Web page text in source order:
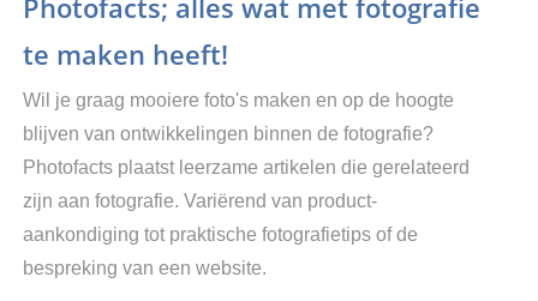
te maken heeft!
Wil je graag mooiere foto's maken en op de hoogte
blijven van ontwikkelingen binnen de fotografie?
Photofacts plaatst leerzame artikelen die gerelateerd
zijn aan fotografie. Variërend van product-
aankondiging tot praktische fotografietips of de
bespreking van een website.